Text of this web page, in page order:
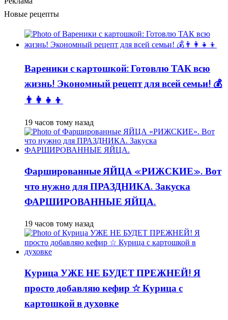
Новые рецепты
Вареники с картошкой: Готовлю ТАК всю
жизнь! Экономный рецепт для всей семьи! 💰
👨👩👧👦
19 часов тому назад
Фаршированные ЯЙЦА «РИЖСКИЕ». Вот
что нужно для ПРАЗДНИКА. Закуска
ФАРШИРОВАННЫЕ ЯЙЦА.
19 часов тому назад
Курица УЖЕ НЕ БУДЕТ ПРЕЖНЕЙ! Я
просто добавляю кефир ☆ Курица с
картошкой в духовке